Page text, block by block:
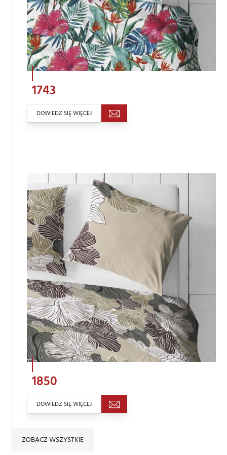
1743
DOWIEDZ SIĘ WIĘCEJ
1850
DOWIEDZ SIĘ WIĘCEJ
ZOBACZ WSZYSTKIE